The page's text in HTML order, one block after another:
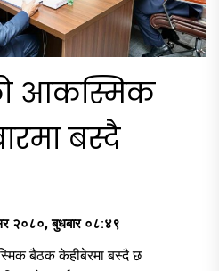
आकस्मिक
बस्दै
२०८०, बुधबार ०८:४९
बैठक केहीबेरमा बस्दै छ